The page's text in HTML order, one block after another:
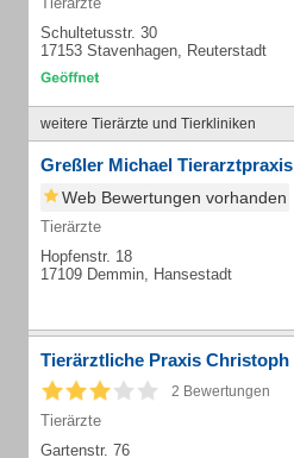
Schultetusstr. 30
17153 Stavenhagen, Reuterstadt
weitere Tierärzte und Tierkliniken
Greßler Michael Tierarztpraxis
Web Bewertungen vorhanden
Tierärzte
Hopfenstr. 18
17109 Demmin, Hansestadt
Tierärztliche Praxis Christoph
2 Bewertungen
Tierärzte
Gartenstr. 76